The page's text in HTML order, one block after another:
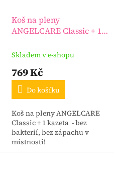
Koš na pleny
ANGELCARE Classic + 1
Skladem v e-shopu
769 Kč
Do košíku
Koš na pleny ANGELCARE
Classic + 1 kazeta - bez
bakterií, bez zápachu v
místnosti!